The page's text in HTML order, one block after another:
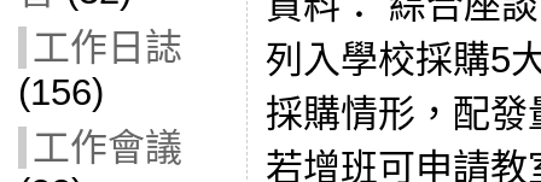
工作日誌
(156)
工作會議
列入學校採購5
採購情形，配
若增班可申請